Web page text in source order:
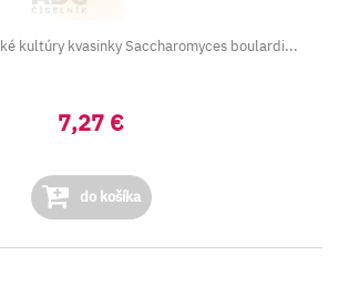
kultúry kvasinkySaccharomyces boulardi...
7,27 €
do košíka